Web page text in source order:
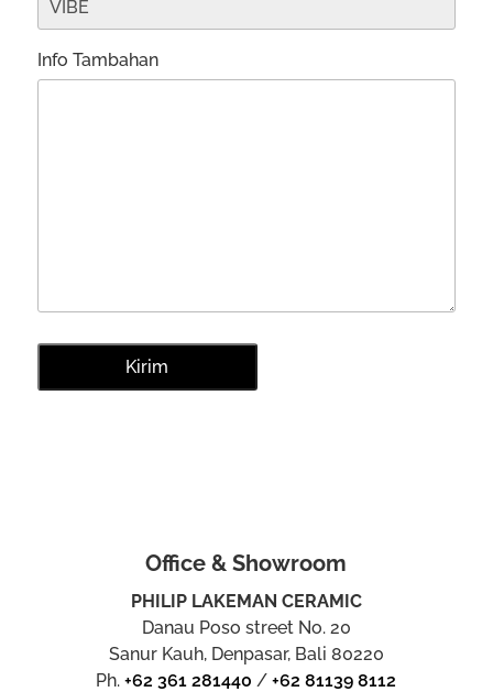
Info Tambahan
Office & Showroom
PHILIP LAKEMAN CERAMIC
Danau Poso street No. 20
Sanur Kauh, Denpasar, Bali 80220
Ph.+62 361 281440 /+62 81139 8112